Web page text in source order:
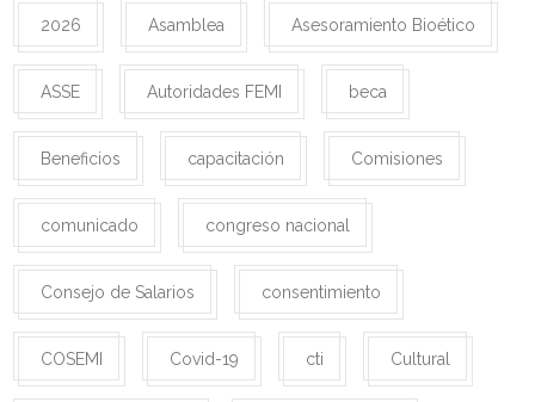
2026 Asamblea Asesoramiento Bioético
ASSE Autoridades FEMI beca
Beneficios capacitación Comisiones
comunicado congreso nacional
Consejo de Salarios consentimiento
COSEMI Covid-19 cti Cultural